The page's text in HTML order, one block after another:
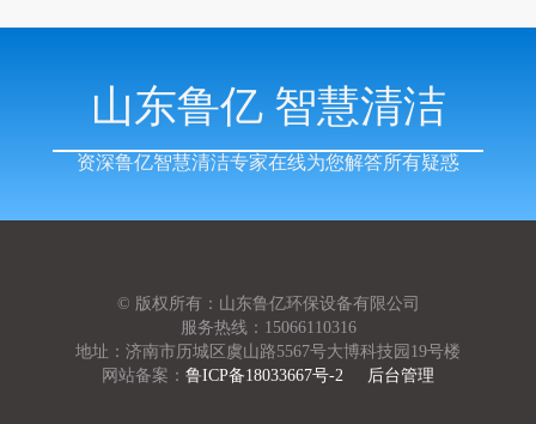
山东鲁亿 智慧清洁
资深鲁亿智慧清洁专家在线为您解答所有疑惑
© 版权所有：山东鲁亿环保设备有限公司
服务热线：15066110316
地址：济南市历城区虞山路5567号大博科技园19号楼
网站备案： 鲁ICP备18033667号-2 后台管理